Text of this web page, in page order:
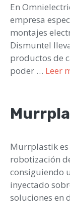
En
empresa
montajes
Dismuntel
productos de
poder … Leer
Murrplastik
robotización
consiguiendo
inyectado
soluciones en